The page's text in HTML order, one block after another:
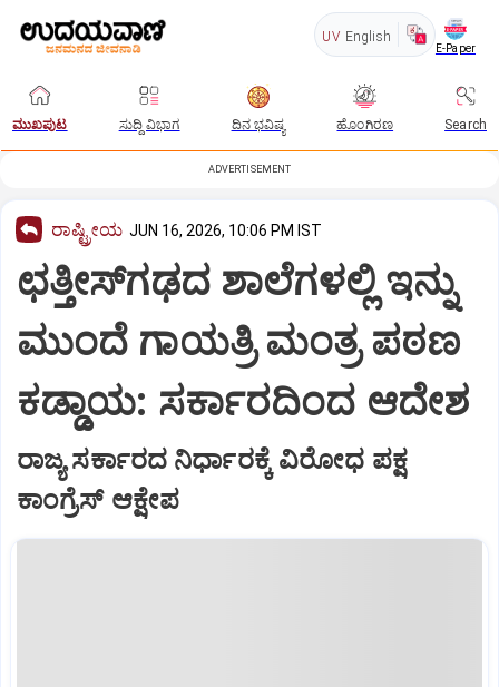
UV English
E-Paper
ಮುಖಪುಟ ಸುದ್ದಿ ವಿಭಾಗ ದಿನ ಭವಿಷ್ಯ ಹೊಂಗಿರಣ Search
ADVERTISEMENT
ರಾಷ್ಟ್ರೀಯ JUN 16, 2026, 10:06 PM IST
ಛತ್ತೀಸ್‌ಗಢದ ಶಾಲೆಗಳಲ್ಲಿ ಇನ್ನು
ಮುಂದೆ ಗಾಯತ್ರಿ ಮಂತ್ರ ಪಠಣ
ಕಡ್ಡಾಯ: ಸರ್ಕಾರದಿಂದ ಆದೇಶ
ರಾಜ್ಯ ಸರ್ಕಾರದ ನಿರ್ಧಾರಕ್ಕೆ ವಿರೋಧ ಪಕ್ಷ
ಕಾಂಗ್ರೆಸ್‌ ಆಕ್ಷೇಪ